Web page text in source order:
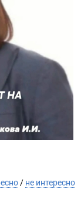
/ не интересно